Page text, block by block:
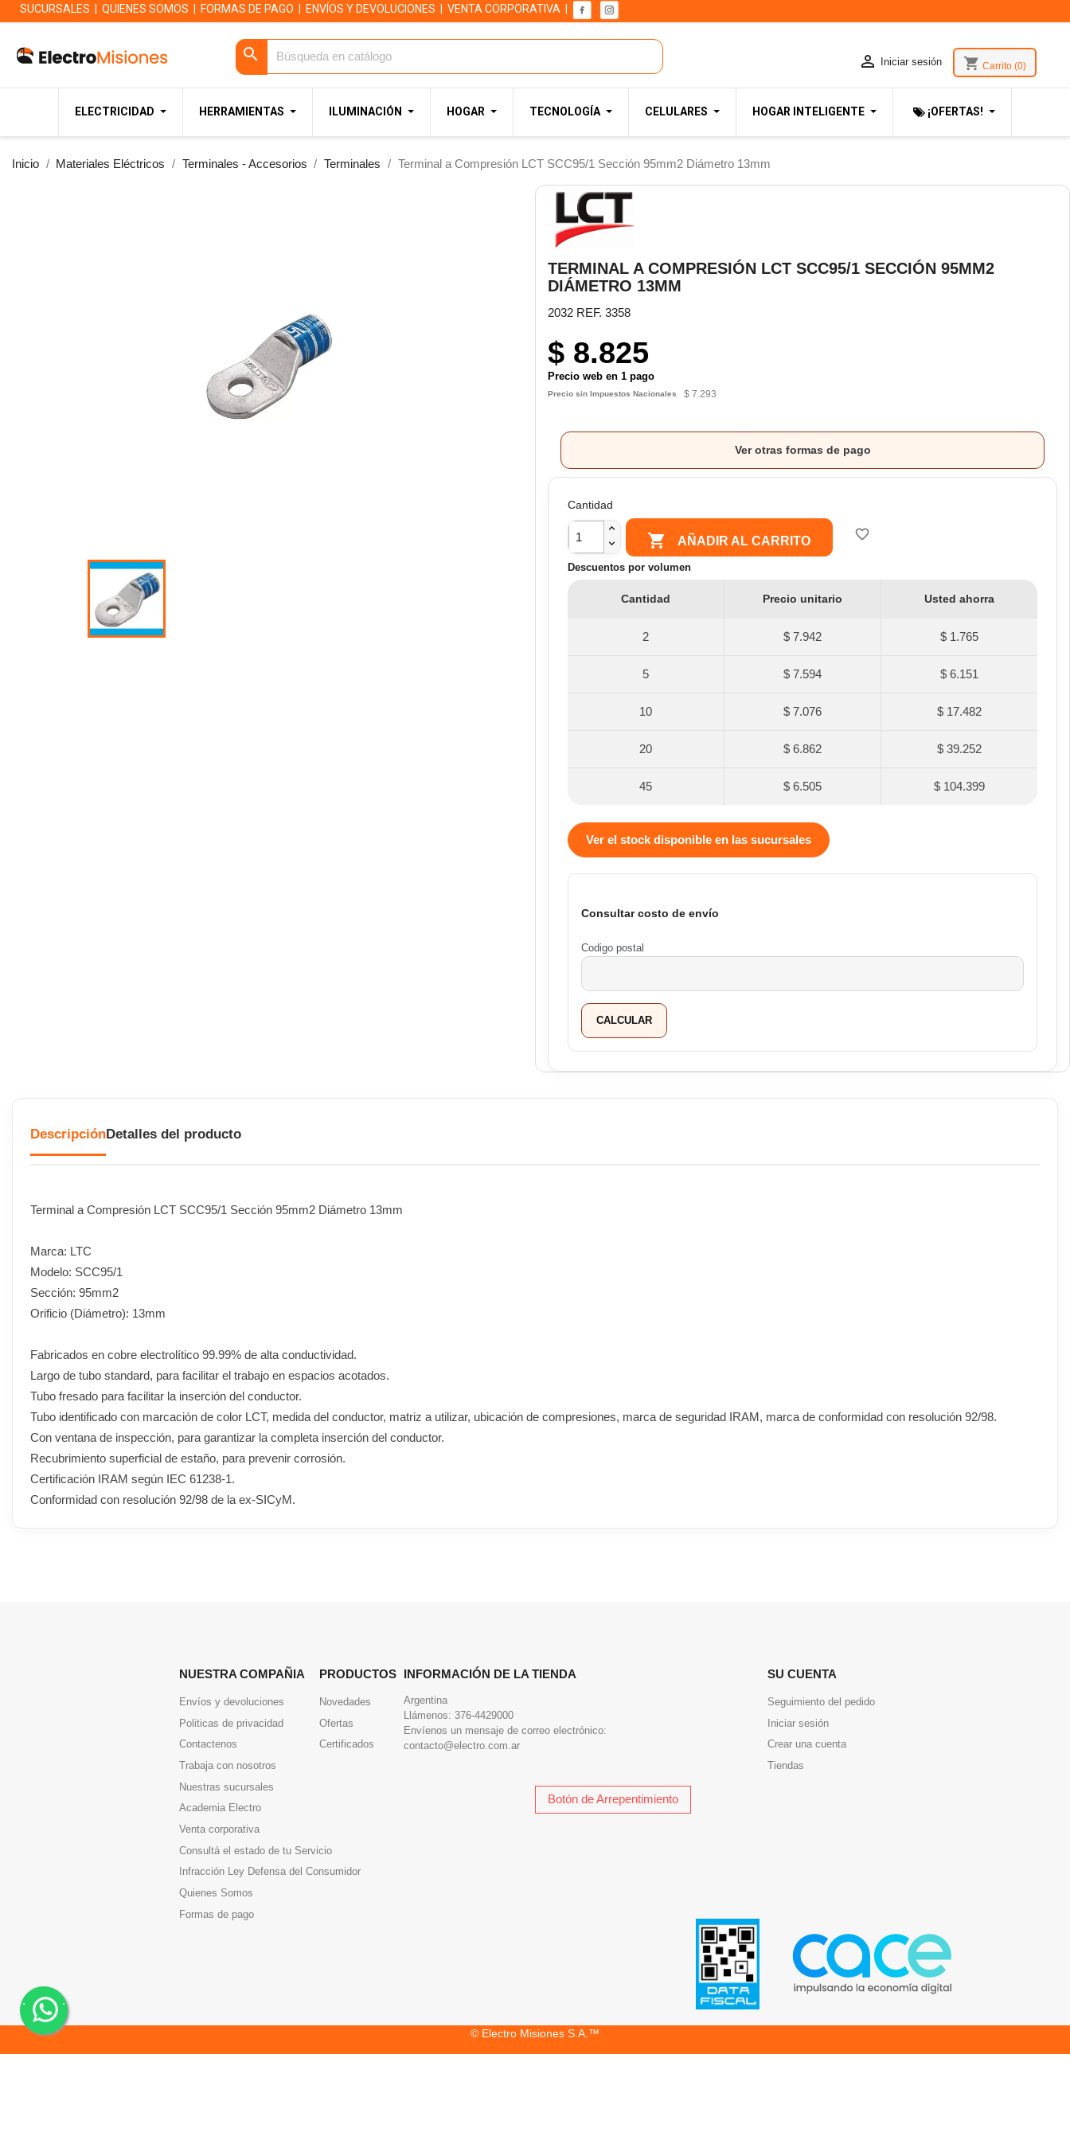
SUCURSALES QUIENES SOMOS FORMAS DE PAGO ENVÍOS Y DEVOLUCIONES VENTA CORPORATIVA
 Iniciar sesión shopping_cart Carrito (0)
search
ELECTRICIDAD HERRAMIENTAS ILUMINACIÓN HOGAR TECNOLOGÍA CELULARES HOGAR INTELIGENTE ¡OFERTAS!
Inicio Materiales Eléctricos Terminales - Accesorios Terminales Terminal a Compresión LCT SCC95/1 Sección 95mm2 Diámetro 13mm
TERMINAL A COMPRESIÓN LCT SCC95/1 SECCIÓN 95MM2
DIÁMETRO 13MM
2032 REF. 3358
$ 8.825
Precio web en 1 pago
Precio sin Impuestos Nacionales $ 7.293
Ver otras formas de pago
Cantidad
 AÑADIR AL CARRITO favorite_border
Descuentos por volumen
Cantidad Precio unitario Usted ahorra
2 $ 7.942 $ 1.765
5 $ 7.594 $ 6.151
10 $ 7.076 $ 17.482
20 $ 6.862 $ 39.252
45 $ 6.505 $ 104.399
Ver el stock disponible en las sucursales
Consultar costo de envío
Codigo postal
CALCULAR
DescripciónDetalles del producto
Terminal a Compresión LCT SCC95/1 Sección 95mm2 Diámetro 13mm
Marca: LTC
Modelo: SCC95/1
Sección: 95mm2
Orificio (Diámetro): 13mm
Fabricados en cobre electrolítico 99.99% de alta conductividad.
Largo de tubo standard, para facilitar el trabajo en espacios acotados.
Tubo fresado para facilitar la inserción del conductor.
Tubo identificado con marcación de color LCT, medida del conductor, matriz a utilizar, ubicación de compresiones, marca de seguridad IRAM, marca de conformidad con resolución 92/98.
Con ventana de inspección, para garantizar la completa inserción del conductor.
Recubrimiento superficial de estaño, para prevenir corrosión.
Certificación IRAM según IEC 61238-1.
Conformidad con resolución 92/98 de la ex-SICyM.
NUESTRA COMPAÑIA
Envíos y devoluciones
Politicas de privacidad
Contactenos
Trabaja con nosotros
Nuestras sucursales
Academia Electro
Venta corporativa
Consultá el estado de tu Servicio
Infracción Ley Defensa del Consumidor
Quienes Somos
Formas de pago
PRODUCTOS
Novedades
Ofertas
Certificados
INFORMACIÓN DE LA TIENDA
Argentina
Llámenos: 376-4429000
Envíenos un mensaje de correo electrónico:
contacto@electro.com.ar
SU CUENTA
Seguimiento del pedido
Iniciar sesión
Crear una cuenta
Tiendas
Botón de Arrepentimiento
© Electro Misiones S.A.™
. .